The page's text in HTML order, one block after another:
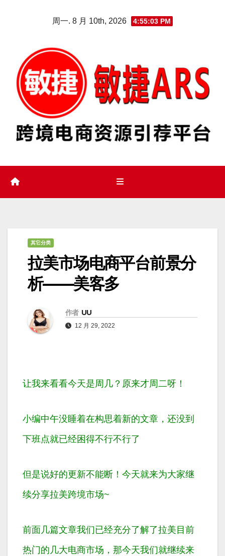
周一. 8 月 10th, 2026 4:55:04 PM
其它分类
拉美市场电商平台前景分
析——美客多
作者 UU
12 月 29, 2022
让我来看看今天是周几？原来才周二呀！
小编中午没睡着在构思着新的文章，还没到
下班点就已经困得不行不行了
但是说好的更新不能断！今天就来为大家继
续分享拉美跨境市场~
前面几篇文章我们已经充分了解了拉美目前
热门的几大电商市场，那今天我们就继续来